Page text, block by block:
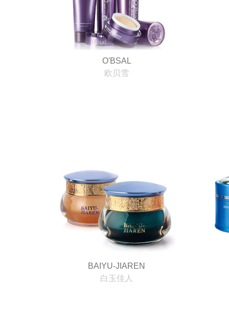
O'BSAL
欧贝雪
BAIYU-JIAREN
白玉佳人